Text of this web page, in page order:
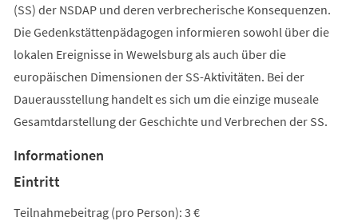
(SS) der NSDAP und deren verbrecherische Konsequenzen.
Die Gedenkstättenpädagogen informieren sowohl über die
lokalen Ereignisse in Wewelsburg als auch über die
europäischen Dimensionen der SS-Aktivitäten. Bei der
Dauerausstellung handelt es sich um die einzige museale
Gesamtdarstellung der Geschichte und Verbrechen der SS.
Informationen
Eintritt
Teilnahmebeitrag (pro Person): 3 €